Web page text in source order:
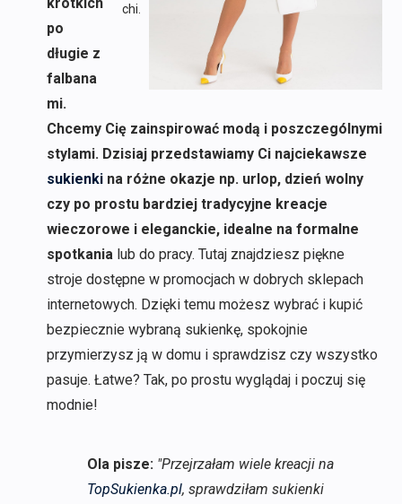
chi.
po
długie z
falbana
mi.
Chcemy Cię zainspirować modą i poszczególnymi
stylami. Dzisiaj przedstawiamy Ci najciekawsze
sukienkina różne okazje np. urlop, dzień wolny
czy po prostu bardziej tradycyjne kreacje
wieczorowe i eleganckie, idealne na formalne
spotkania lub do pracy. Tutaj znajdziesz piękne
stroje dostępne w promocjach w dobrych sklepach
internetowych. Dzięki temu możesz wybrać i kupić
bezpiecznie wybraną sukienkę, spokojnie
przymierzysz ją w domu i sprawdzisz czy wszystko
pasuje. Łatwe? Tak, po prostu wyglądaj i poczuj się
modnie!
Ola pisze: "Przejrzałam wiele kreacji na
TopSukienka.pl, sprawdziłam sukienki